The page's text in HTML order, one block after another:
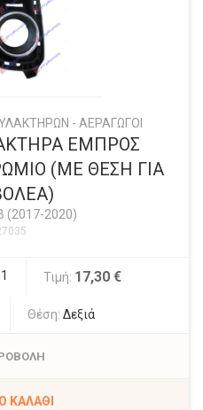
- ΑΕΡΑΓΩΓΟΙ
ΕΜΠΡΟΣ
(ΜΕ ΘΕΣΗ ΓΙΑ
(2017-2020)
Τιμή: 17,30 €
Θέση: Δεξιά
ΚΑΛΆΘΙ